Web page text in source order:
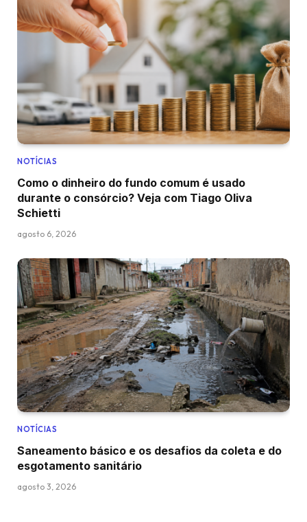
NOTÍCIAS
Como o dinheiro do fundo comum é usado
durante o consórcio? Veja com Tiago Oliva
Schietti
agosto 6, 2026
NOTÍCIAS
Saneamento básico e os desafios da coleta e do
esgotamento sanitário
agosto 3, 2026